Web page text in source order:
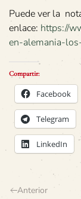
Puede ver la
enlace: https://
en-alemania-
Compartir:
Facebook
Telegram
LinkedIn
Anterior